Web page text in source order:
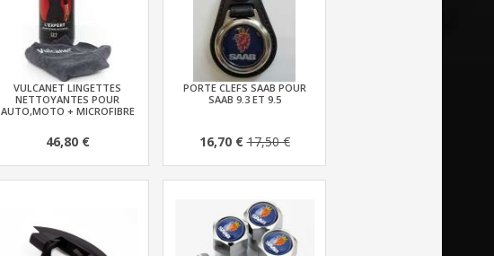
VULCANET LINGETTES
NETTOYANTES POUR
AUTO,MOTO + MICROFIBRE
46,80 €
PORTE CLEFS SAAB POUR
SAAB 9.3 ET 9.5
16,70 €17,50 €